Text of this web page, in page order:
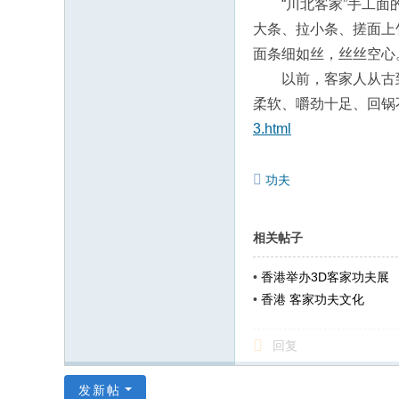
“川北客家”手工
大条、拉小条、搓面
面条细如丝，丝丝空心
以前，客家人从
柔软、嚼劲十足、回
3.html
功夫
相关帖子
• 香港举办3D客家功夫展
• 香港 客家功夫文化
回复
发新帖